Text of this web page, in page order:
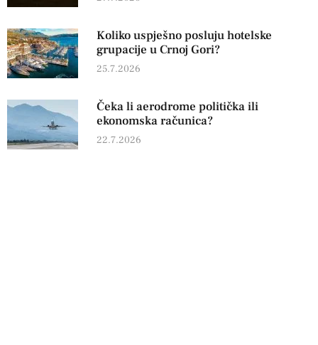
Koliko uspješno posluju hotelske
grupacije u Crnoj Gori?
25.7.2026
Čeka li aerodrome politička ili
ekonomska računica?
22.7.2026